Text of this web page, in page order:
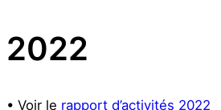
2022
• Voir le rapport d’activités 2022